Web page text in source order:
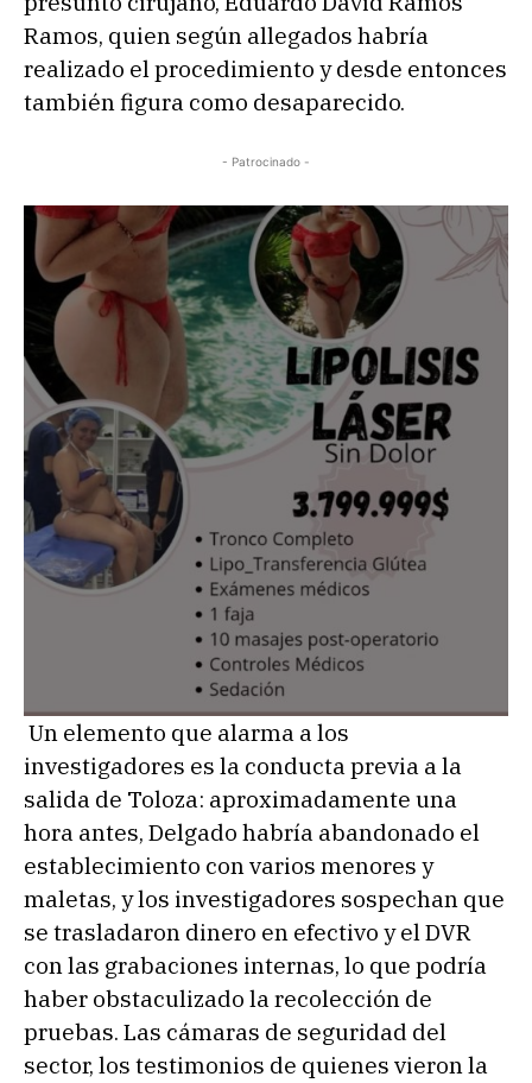
Ramos, quien según allegados habría
realizado el procedimiento y desde entonces
también figura como desaparecido.
- Patrocinado -
Un elemento que alarma a los
investigadores es la conducta previa a la
salida de Toloza: aproximadamente una
hora antes, Delgado habría abandonado el
establecimiento con varios menores y
maletas, y los investigadores sospechan que
se trasladaron dinero en efectivo y el DVR
con las grabaciones internas, lo que podría
haber obstaculizado la recolección de
pruebas. Las cámaras de seguridad del
sector, los testimonios de quienes vieron la